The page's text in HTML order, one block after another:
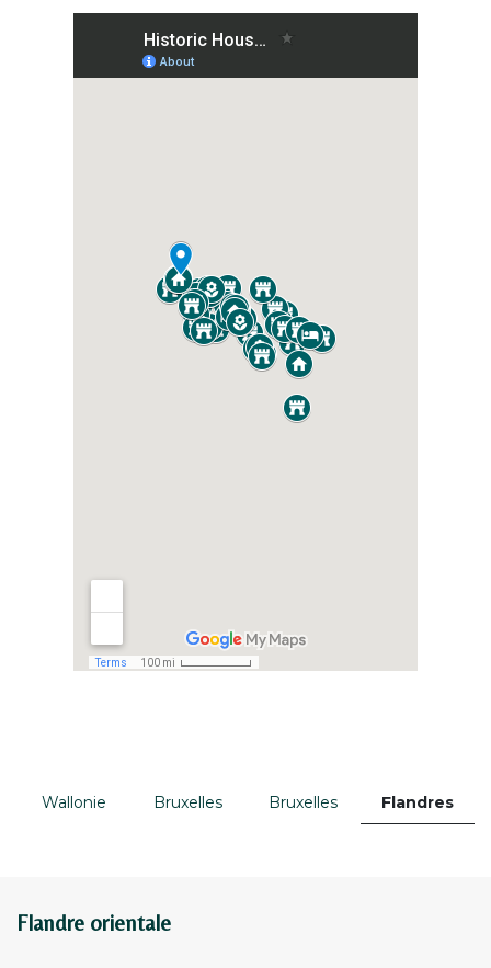
Wallonie Bruxelles Bruxelles Flandres
Flandre orientale